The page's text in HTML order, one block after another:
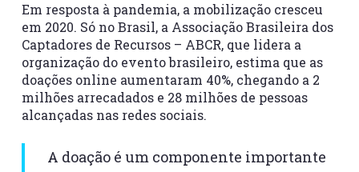
Em resposta à pandemia, a mobilização cresceu
em 2020. Só no Brasil, a Associação Brasileira dos
Captadores de Recursos – ABCR, que lidera a
organização do evento brasileiro, estima que as
doações online aumentaram 40%, chegando a 2
milhões arrecadados e 28 milhões de pessoas
alcançadas nas redes sociais.
A doação é um componente importante